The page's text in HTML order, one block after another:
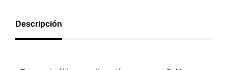
Descripción